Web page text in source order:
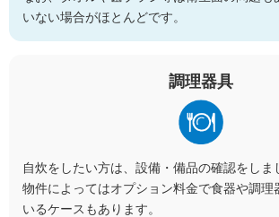
いない場合がほとんどです。
調理器具
自炊をしたい方は、設備・備品の確認をしま
物件によってはオプション料金で食器や調理
いるケースもあります。